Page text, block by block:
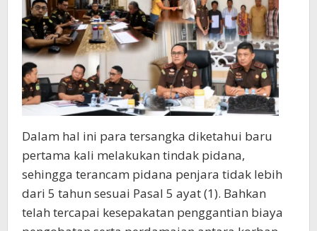
Dalam hal ini para tersangka diketahui baru
pertama kali melakukan tindak pidana,
sehingga terancam pidana penjara tidak lebih
dari 5 tahun sesuai Pasal 5 ayat (1). Bahkan
telah tercapai kesepakatan penggantian biaya